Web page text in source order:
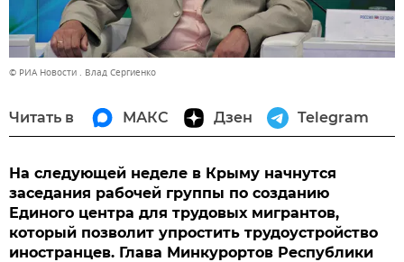
© РИА Новости . Влад Сергиенко
Читать в МАКС Дзен Telegram
На следующей неделе в Крыму начнутся
заседания рабочей группы по созданию
Единого центра для трудовых мигрантов,
который позволит упростить трудоустройство
иностранцев. Глава Минкурортов Республики